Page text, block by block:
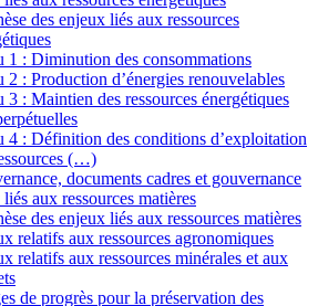
des enjeux liés aux ressources
1 : Diminution des consommations
2 : Production d’énergies renouvelables
3 : Maintien des ressources énergétiques
4 : Définition des conditions d’exploitation
(…)
documents cadres et gouvernance
aux ressources matières
des enjeux liés aux ressources matières
relatifs aux ressources agronomiques
relatifs aux ressources minérales et aux
de progrès pour la préservation des